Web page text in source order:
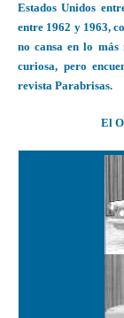
Estados Unidos
entre 1962 y 1963,
no cansa en lo más
curiosa, pero
revista Parabrisas.
El